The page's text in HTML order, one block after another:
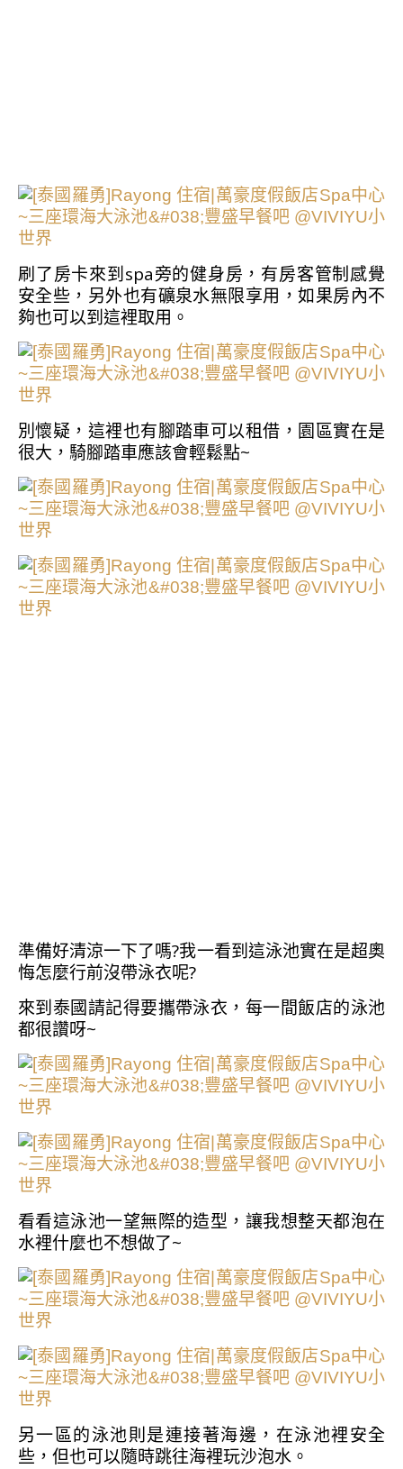
刷了房卡來到spa旁的健身房，有房客管制感覺
安全些，另外也有礦泉水無限享用，如果房內不
夠也可以到這裡取用。
別懷疑，這裡也有腳踏車可以租借，園區實在是
很大，騎腳踏車應該會輕鬆點~
準備好清涼一下了嗎?我一看到這泳池實在是超奧
悔怎麼行前沒帶泳衣呢?
來到泰國請記得要攜帶泳衣，每一間飯店的泳池
都很讚呀~
看看這泳池一望無際的造型，讓我想整天都泡在
水裡什麼也不想做了~
另一區的泳池則是連接著海邊，在泳池裡安全
些，但也可以隨時跳往海裡玩沙泡水。